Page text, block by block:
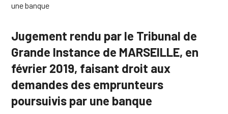
une banque
Jugement rendu par le Tribunal de
Grande Instance de MARSEILLE, en
février 2019, faisant droit aux
demandes des emprunteurs
poursuivis par une banque